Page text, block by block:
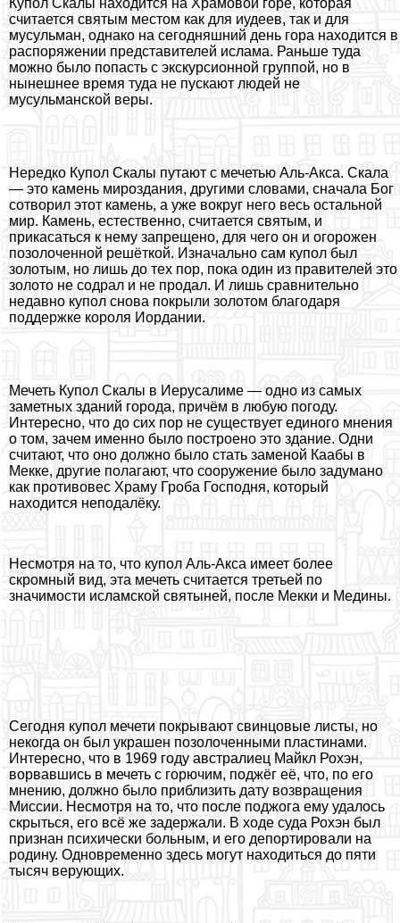
Купол Скалы находится на Храмовой горе, которая
считается святым местом как для иудеев, так и для
мусульман, однако на сегодняшний день гора находится в
распоряжении представителей ислама. Раньше туда
можно было попасть с экскурсионной группой, но в
нынешнее время туда не пускают людей не
мусульманской веры.
Нередко Купол Скалы путают с мечетью Аль-Акса. Скала
— это камень мироздания, другими словами, сначала Бог
сотворил этот камень, а уже вокруг него весь остальной
мир. Камень, естественно, считается святым, и
прикасаться к нему запрещено, для чего он и огорожен
позолоченной решёткой. Изначально сам купол был
золотым, но лишь до тех пор, пока один из правителей это
золото не содрал и не продал. И лишь сравнительно
недавно купол снова покрыли золотом благодаря
поддержке короля Иордании.
Мечеть Купол Скалы в Иерусалиме — одно из самых
заметных зданий города, причём в любую погоду.
Интересно, что до сих пор не существует единого мнения
о том, зачем именно было построено это здание. Одни
считают, что оно должно было стать заменой Каабы в
Мекке, другие полагают, что сооружение было задумано
как противовес Храму Гроба Господня, который
находится неподалёку.
Несмотря на то, что купол Аль-Акса имеет более
скромный вид, эта мечеть считается третьей по
значимости исламской святыней, после Мекки и Медины.
Сегодня купол мечети покрывают свинцовые листы, но
некогда он был украшен позолоченными пластинами.
Интересно, что в 1969 году австралиец Майкл Рохэн,
ворвавшись в мечеть с горючим, поджёг её, что, по его
мнению, должно было приблизить дату возвращения
Миссии. Несмотря на то, что после поджога ему удалось
скрыться, его всё же задержали. В ходе суда Рохэн был
признан психически больным, и его депортировали на
родину. Одновременно здесь могут находиться до пяти
тысяч верующих.